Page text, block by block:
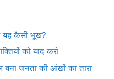
यह कैसी भूख?
को याद करो
बना जनता की आंखों का तारा